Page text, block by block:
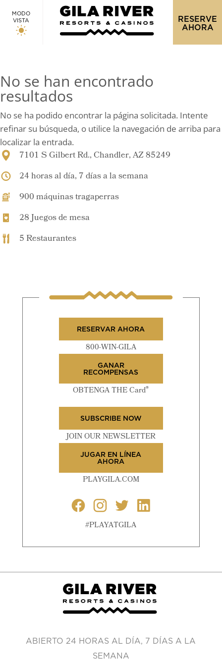
MODO
VISTA
RESERVE
AHORA
No se han encontrado
resultados
No se ha podido encontrar la página solicitada. Intente
refinar su búsqueda, o utilice la navegación de arriba para
localizar la entrada.
7101 S Gilbert Rd., Chandler, AZ 85249
24 horas al día, 7 días a la semana
900 máquinas tragaperras
28 Juegos de mesa
5 Restaurantes
RESERVAR AHORA
800-WIN-GILA
GANAR
RECOMPENSAS
OBTENGA THE Card®
SUBSCRIBE NOW
JOIN OUR NEWSLETTER
JUGAR EN LÍNEA
AHORA
PLAYGILA.COM
#PLAYATGILA
ABIERTO 24 HORAS AL DÍA, 7 DÍAS A LA
SEMANA